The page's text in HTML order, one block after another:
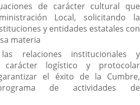
de carácter cultural que
Local, solicitando la
y entidades estatales con
materia
relaciones institucionales y
carácter logístico y protocolar
el éxito de la Cumbre,
de actividades de